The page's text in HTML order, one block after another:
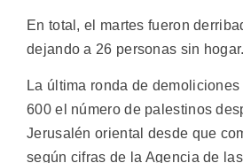
En total, el martes fueron
dejando a 26 personas sin hogar.
La última ronda de
600 el número de palestinos
Jerusalén oriental desde que
según cifras de la Agencia de